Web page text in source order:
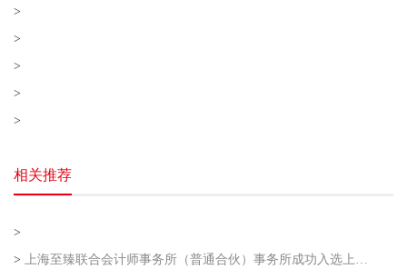
>
>
>
>
>
相关推荐
>
> 上海至臻联合会计师事务所（普通合伙）事务所成功入选上海市企业走出去专业服务联盟第二批